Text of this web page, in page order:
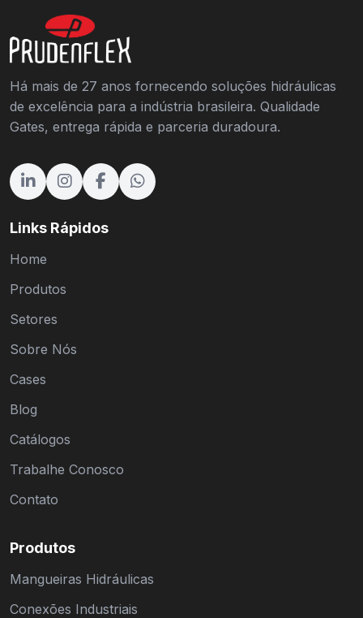
Há mais de 27 anos fornecendo soluções hidráulicas
de excelência para a indústria brasileira. Qualidade
Gates, entrega rápida e parceria duradoura.
Links Rápidos
Home
Produtos
Setores
Sobre Nós
Cases
Blog
Catálogos
Trabalhe Conosco
Contato
Produtos
Mangueiras Hidráulicas
Conexões Industriais